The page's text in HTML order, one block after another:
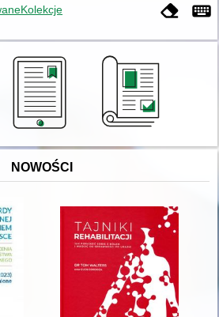
Kolekcje
NOWOŚCI